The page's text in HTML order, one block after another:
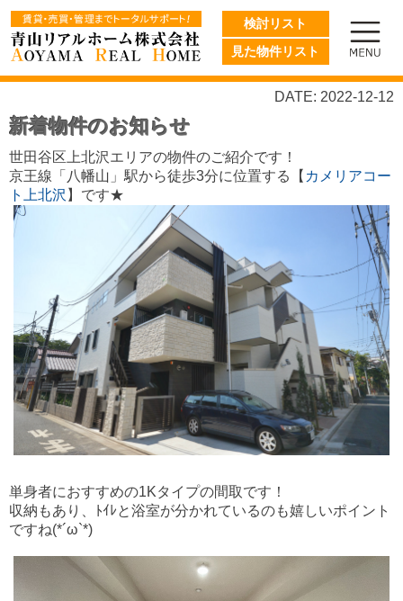
検討リスト
見た物件リスト
DATE: 2022-12-12
新着物件のお知らせ
世田谷区上北沢エリアの物件のご紹介です！
京王線「八幡山」駅から徒歩3分に位置する【 カメリアコー
ト上北沢 】です★
単身者におすすめの1Kタイプの間取です！
収納もあり、ﾄｲﾚと浴室が分かれているのも嬉しいポイント
ですね(*´ω`*)